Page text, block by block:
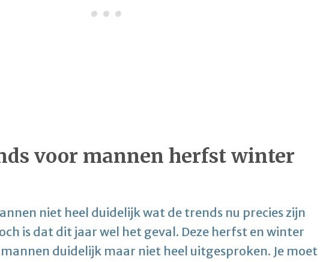
voor mannen herfst winter
niet heel duidelijk wat de trends nu precies zijn
is dat dit jaar wel het geval. Deze herfst en winter
duidelijk maar niet heel uitgesproken. Je moet